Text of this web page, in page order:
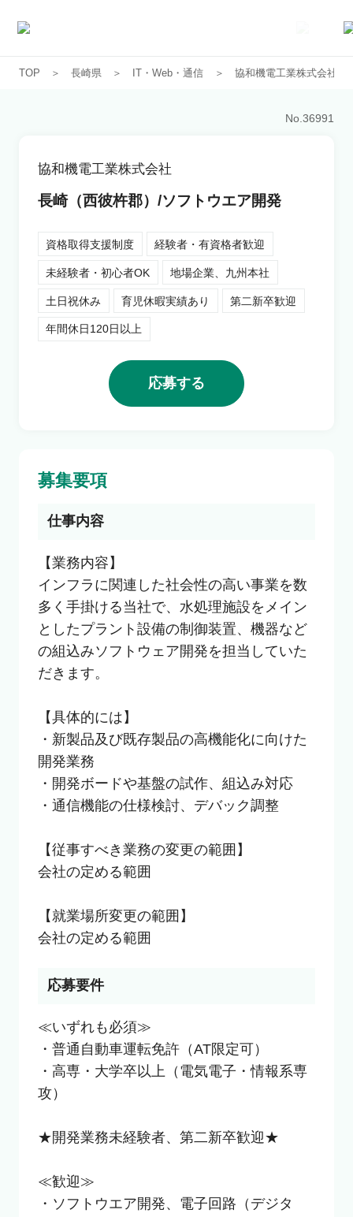
求人一覧
お気に入り求人
初めての方へ
利用者の声
企業の担当者様
TOP 長崎県 IT・Web・通信 協和機電工業株式会社
No.36991
協和機電工業株式会社
長崎（西彼杵郡）/ソフトウエア開発
資格取得支援制度 経験者・有資格者歓迎
未経験者・初心者OK 地場企業、九州本社
土日祝休み 育児休暇実績あり 第二新卒歓迎
年間休日120日以上
応募する
募集要項
仕事内容
【業務内容】
インフラに関連した社会性の高い事業を数
多く手掛ける当社で、水処理施設をメイン
としたプラント設備の制御装置、機器など
の組込みソフトウェア開発を担当していた
だきます。
【具体的には】
・新製品及び既存製品の高機能化に向けた
開発業務
・開発ボードや基盤の試作、組込み対応
・通信機能の仕様検討、デバック調整
【従事すべき業務の変更の範囲】
会社の定める範囲
【就業場所変更の範囲】
会社の定める範囲
応募要件
≪いずれも必須≫
・普通自動車運転免許（AT限定可）
・高専・大学卒以上（電気電子・情報系専
攻）
★開発業務未経験者、第二新卒歓迎★
≪歓迎≫
・ソフトウエア開発、電子回路（デジタ